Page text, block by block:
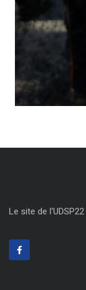
Le site de